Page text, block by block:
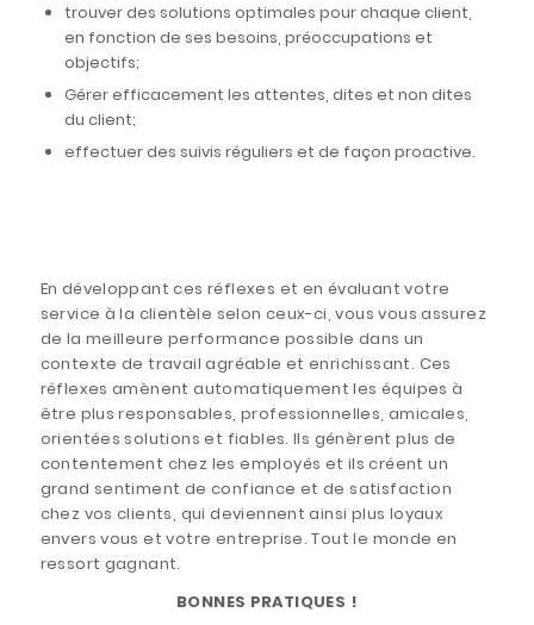
trouver des solutions optimales pour chaque client,
en fonction de ses besoins, préoccupations et
objectifs;
Gérer efficacement les attentes, dites et non dites
du client;
effectuer des suivis réguliers et de façon proactive.
En développant ces réflexes et en évaluant votre
service à la clientèle selon ceux-ci, vous vous assurez
de la meilleure performance possible dans un
contexte de travail agréable et enrichissant. Ces
réflexes amènent automatiquement les équipes à
être plus responsables, professionnelles, amicales,
orientées solutions et fiables. Ils génèrent plus de
contentement chez les employés et ils créent un
grand sentiment de confiance et de satisfaction
chez vos clients, qui deviennent ainsi plus loyaux
envers vous et votre entreprise. Tout le monde en
ressort gagnant.
BONNES PRATIQUES !